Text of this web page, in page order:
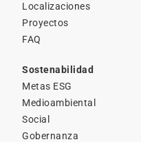
Localizaciones
Proyectos
FAQ
Sostenabilidad
Metas ESG
Medioambiental
Social
Gobernanza